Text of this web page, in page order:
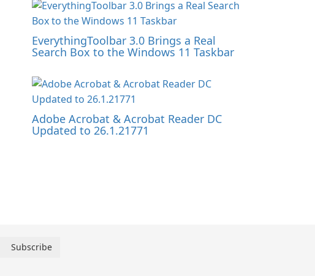
EverythingToolbar 3.0 Brings a Real
Search Box to the Windows 11 Taskbar
Adobe Acrobat & Acrobat Reader DC
Updated to 26.1.21771